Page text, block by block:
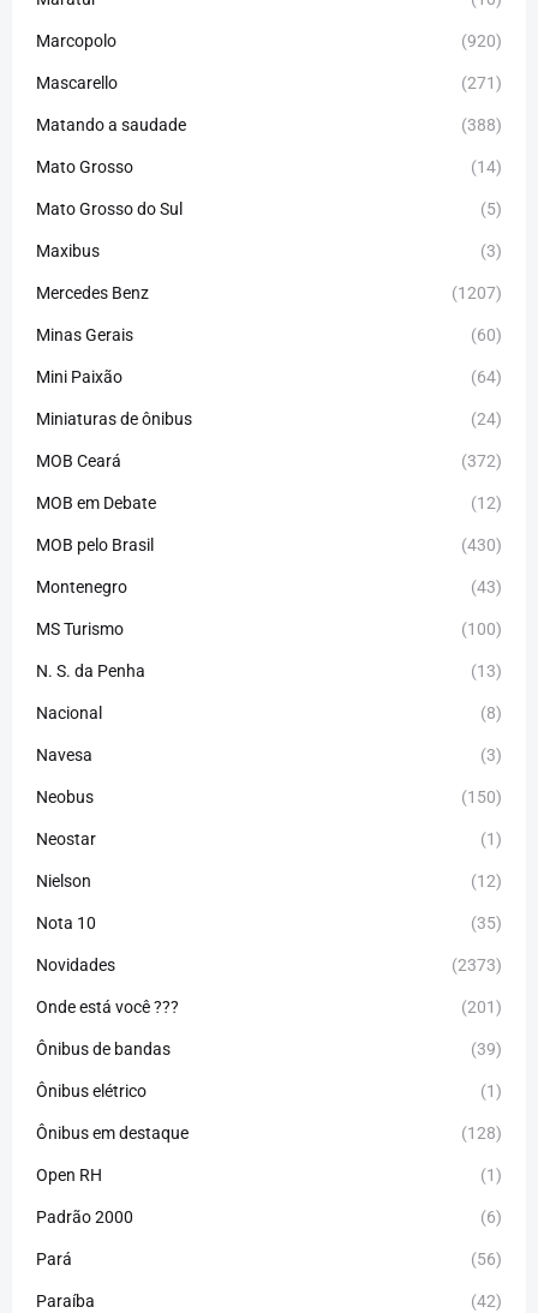
Marcopolo (920)
Mascarello (271)
Matando a saudade (388)
Mato Grosso (14)
Mato Grosso do Sul (5)
Maxibus (3)
Mercedes Benz (1207)
Minas Gerais (60)
Mini Paixão (64)
Miniaturas de ônibus (24)
MOB Ceará (372)
MOB em Debate (12)
MOB pelo Brasil (430)
Montenegro (43)
MS Turismo (100)
N. S. da Penha (13)
Nacional (8)
Navesa (3)
Neobus (150)
Neostar (1)
Nielson (12)
Nota 10 (35)
Novidades (2373)
Onde está você ??? (201)
Ônibus de bandas (39)
Ônibus elétrico (1)
Ônibus em destaque (128)
Open RH (1)
Padrão 2000 (6)
Pará (56)
Paraíba (42)